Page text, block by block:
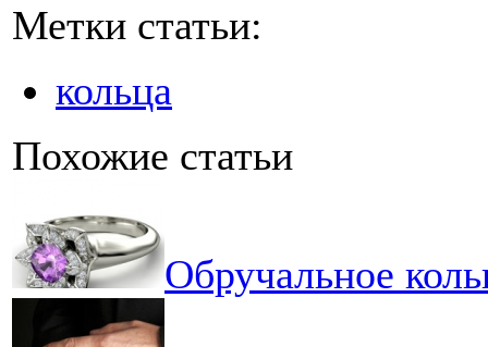
Метки статьи:
кольца
Похожие статьи
Обручальное